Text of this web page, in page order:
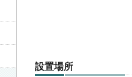
設置場所